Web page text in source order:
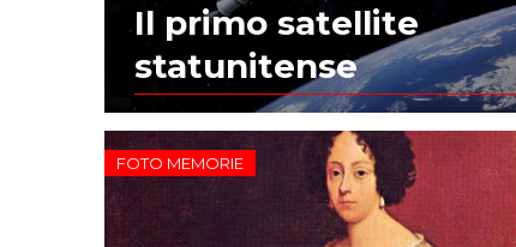
Il primo satellite
statunitense
FOTO MEMORIE